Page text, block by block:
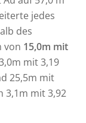
jedes
des
von 15,0m mit
mit 3,19
25,5m mit
3,1m mit 3,92